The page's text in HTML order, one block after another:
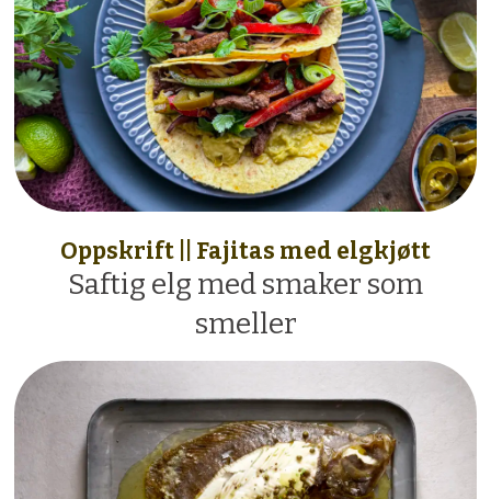
Oppskrift || Fajitas med elgkjøtt
Saftig elg med smaker som
smeller